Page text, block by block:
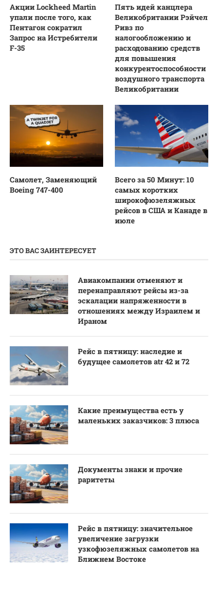
Акции Lockheed Martin
упали после того, как
Пентагон сократил
Запрос на Истребители
F-35
Пять идей канцлера
Великобритании Рэйчел
Ривз по
налогообложению и
расходованию средств
для повышения
конкурентоспособности
воздушного транспорта
Великобритании
Самолет, Заменяющий
Boeing 747-400
Всего за 50 Минут: 10
самых коротких
широкофюзеляжных
рейсов в США и Канаде в
июле
ЭТО ВАС ЗАИНТЕРЕСУЕТ
Авиакомпании отменяют и
перенаправляют рейсы из-за
эскалации напряженности в
отношениях между Израилем и
Ираном
Рейс в пятницу: наследие и
будущее самолетов atr 42 и 72
Какие преимущества есть у
маленьких заказчиков: 3 плюса
Документы знаки и прочие
раритеты
Рейс в пятницу: значительное
увеличение загрузки
узкофюзеляжных самолетов на
Ближнем Востоке